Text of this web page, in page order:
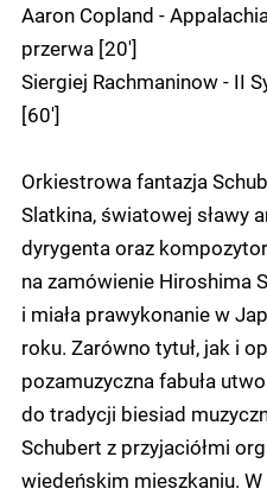
Aaron Copland -
przerwa [20']
Siergiej Rachmaninow - II
[60']
Orkiestrowa fantazja
Slatkina, światowej sławy
dyrygenta oraz
na zamówienie Hiroshima
i miała prawykonanie w
roku. Zarówno tytuł, jak i
pozamuzyczna fabuła
do tradycji biesiad
Schubert z przyjaciółmi
wiedeńskim mieszkaniu.